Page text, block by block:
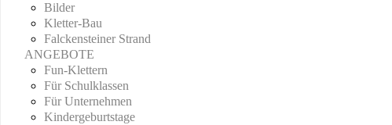
Bilder
Kletter-Bau
Falckensteiner Strand
ANGEBOTE
Fun-Klettern
Für Schulklassen
Für Unternehmen
Kindergeburtstage